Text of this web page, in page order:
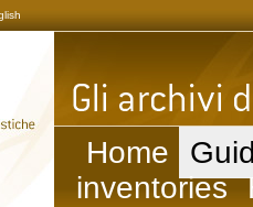
Home
inventories